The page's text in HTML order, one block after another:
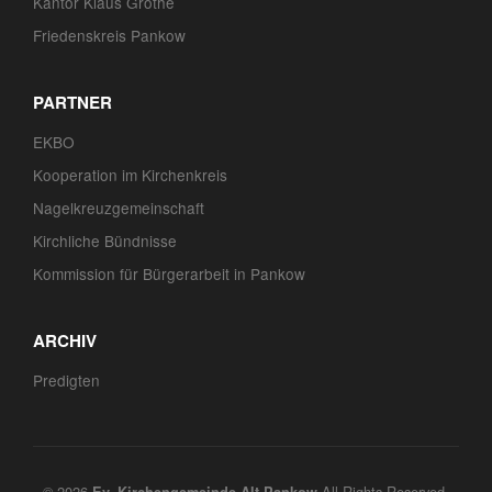
Friedenskreis Pankow
PARTNER
EKBO
Kooperation im Kirchenkreis
Nagelkreuzgemeinschaft
Kirchliche Bündnisse
Kommission für Bürgerarbeit in Pankow
ARCHIV
Predigten